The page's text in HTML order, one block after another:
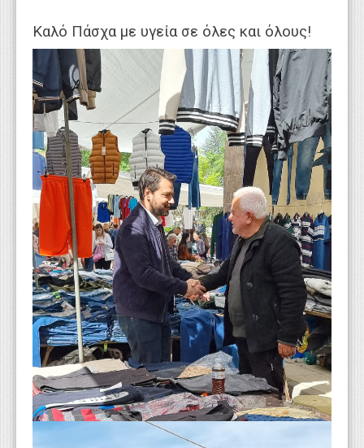
Καλό Πάσχα με υγεία σε όλες και όλους!